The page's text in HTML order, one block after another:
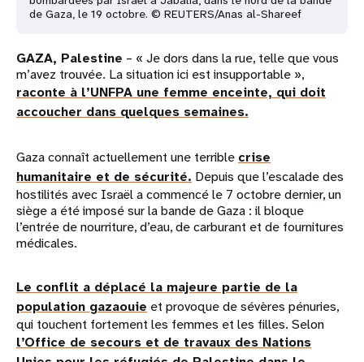
de Gaza, le 19 octobre. © REUTERS/Anas al-Shareef
GAZA, Palestine – « Je dors dans la rue, telle que vous
m’avez trouvée. La situation ici est insupportable »,
raconte à l’UNFPA une femme enceinte, qui doit
accoucher dans quelques semaines.
Gaza connaît actuellement une terrible crise
humanitaire et de sécurité. Depuis que l’escalade des
hostilités avec Israël a commencé le 7 octobre dernier, un
siège a été imposé sur la bande de Gaza : il bloque
l’entrée de nourriture, d’eau, de carburant et de fournitures
médicales.
Le conflit a déplacé la majeure partie de la
population gazaouie et provoque de sévères pénuries,
qui touchent fortement les femmes et les filles. Selon
l’Office de secours et de travaux des Nations